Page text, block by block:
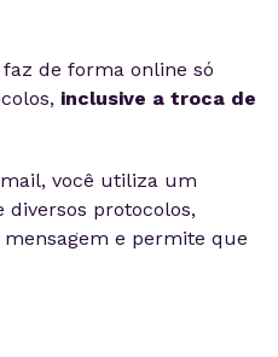
de forma online só
inclusive a troca de
você utiliza um
diversos protocolos,
e permite que